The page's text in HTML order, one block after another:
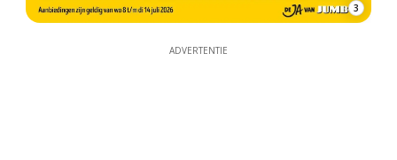
3
ADVERTENTIE